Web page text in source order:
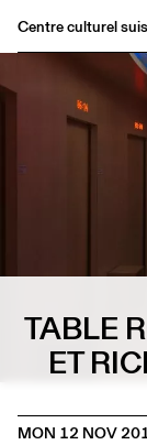
Centre culturel
Bookshop
About
FR/EN
TABLE
ET
MON 12 NOV